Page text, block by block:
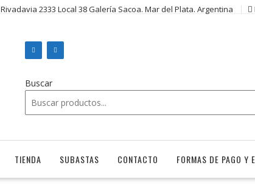
Rivadavia 2333 Local 38 Galería Sacoa. Mar del Plata. Argentina
Buscar
TIENDA SUBASTAS CONTACTO FORMAS DE PAGO Y